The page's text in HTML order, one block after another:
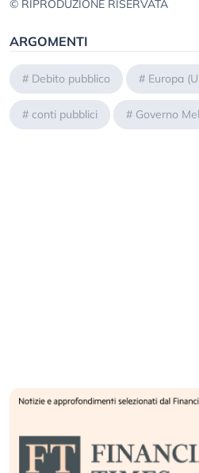
© RIPRODUZIONE RISERVATA
ARGOMENTI
# Debito pubblico # Europa
# conti pubblici # Governo